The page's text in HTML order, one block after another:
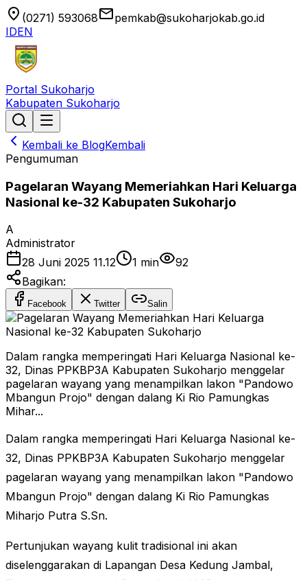
location_on (0271) 593068emailpemkab@sukoharjokab.go.id
IDEN
Portal Sukoharjo
Kabupaten Sukoharjo
Kembali ke BlogKembali
Pengumuman
Pagelaran Wayang Memeriahkan Hari Keluarga
Nasional ke-32 Kabupaten Sukoharjo
A
Administrator
28 Juni 2025 11.12
1 min
92
Bagikan:
Facebook Twitter Salin
Dalam rangka memperingati Hari Keluarga Nasional ke-
32, Dinas PPKBP3A Kabupaten Sukoharjo menggelar
pagelaran wayang yang menampilkan lakon "Pandowo
Mbangun Projo" dengan dalang Ki Rio Pamungkas
Mihar...
Dalam rangka memperingati Hari Keluarga Nasional ke-
32, Dinas PPKBP3A Kabupaten Sukoharjo menggelar
pagelaran wayang yang menampilkan lakon "Pandowo
Mbangun Projo" dengan dalang Ki Rio Pamungkas
Miharjo Putra S.Sn.
Pertunjukan wayang kulit tradisional ini akan
diselenggarakan di Lapangan Desa Kedung Jambal,